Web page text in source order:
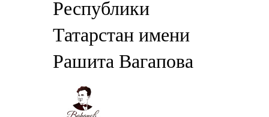
Республики
Татарстан имени
Рашита Вагапова